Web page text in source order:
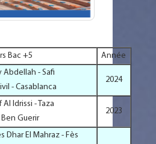
Bac +5 Année
Abdellah - Safi
- Casablanca
2024
Idrissi - Taza
Ben Guerir
2023
Dhar El Mahraz - Fès